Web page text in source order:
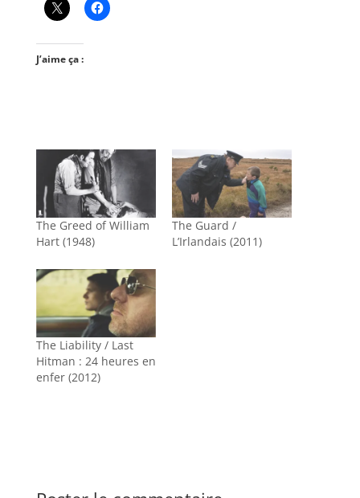
J’aime ça :
The Greed of William
Hart (1948)
The Guard /
L’Irlandais (2011)
The Liability / Last
Hitman : 24 heures en
enfer (2012)